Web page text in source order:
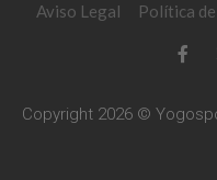
Aviso Legal Política
Copyright 2026 ©